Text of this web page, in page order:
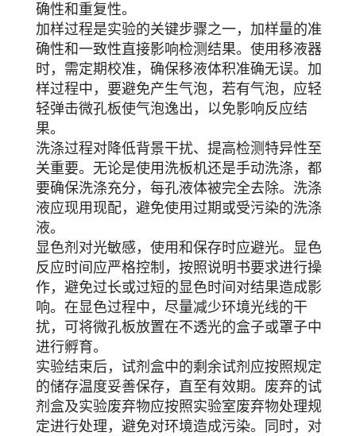
确性和重复性。
加样过程是实验的关键步骤之一，加样量的准
确性和一致性直接影响检测结果。使用移液器
时，需定期校准，确保移液体积准确无误。加
样过程中，要避免产生气泡，若有气泡，应轻
轻弹击微孔板使气泡逸出，以免影响反应结
果。
洗涤过程对降低背景干扰、提高检测特异性至
关重要。无论是使用洗板机还是手动洗涤，都
要确保洗涤充分，每孔液体被完全去除。洗涤
液应现用现配，避免使用过期或受污染的洗涤
液。
显色剂对光敏感，使用和保存时应避光。显色
反应时间应严格控制，按照说明书要求进行操
作，避免过长或过短的显色时间对结果造成影
响。在显色过程中，尽量减少环境光线的干
扰，可将微孔板放置在不透光的盒子或罩子中
进行孵育。
实验结束后，试剂盒中的剩余试剂应按照规定
的储存温度妥善保存，直至有效期。废弃的试
剂盒及实验废弃物应按照实验室废弃物处理规
定进行处理，避免对环境造成污染。同时，对